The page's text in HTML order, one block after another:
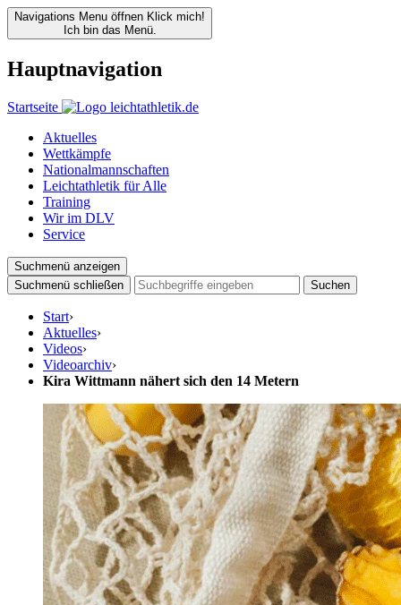
Navigations Menu öffnen Klick mich!
Ich bin das Menü.
Hauptnavigation
Startseite
Aktuelles
Wettkämpfe
Nationalmannschaften
Leichtathletik für Alle
Training
Wir im DLV
Service
Suchmenü anzeigen
Suchmenü schließen
Suchen
Start›
Aktuelles›
Videos›
Videoarchiv›
Kira Wittmann nähert sich den 14 Metern